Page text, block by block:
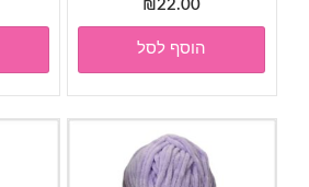
₪22.00
הוסף לסל